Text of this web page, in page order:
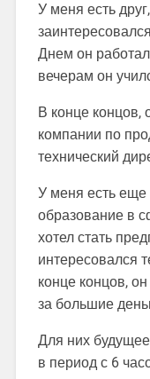
У меня есть
Днем он
вечерам он
В конце концов,
компании по
технический
У меня есть еще
образование в
хотел стать
интересовался
конце концов,
за большие
Для них
в период с 6